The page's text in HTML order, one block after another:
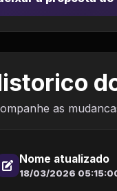
as
Nome atualizado
18/03/2026